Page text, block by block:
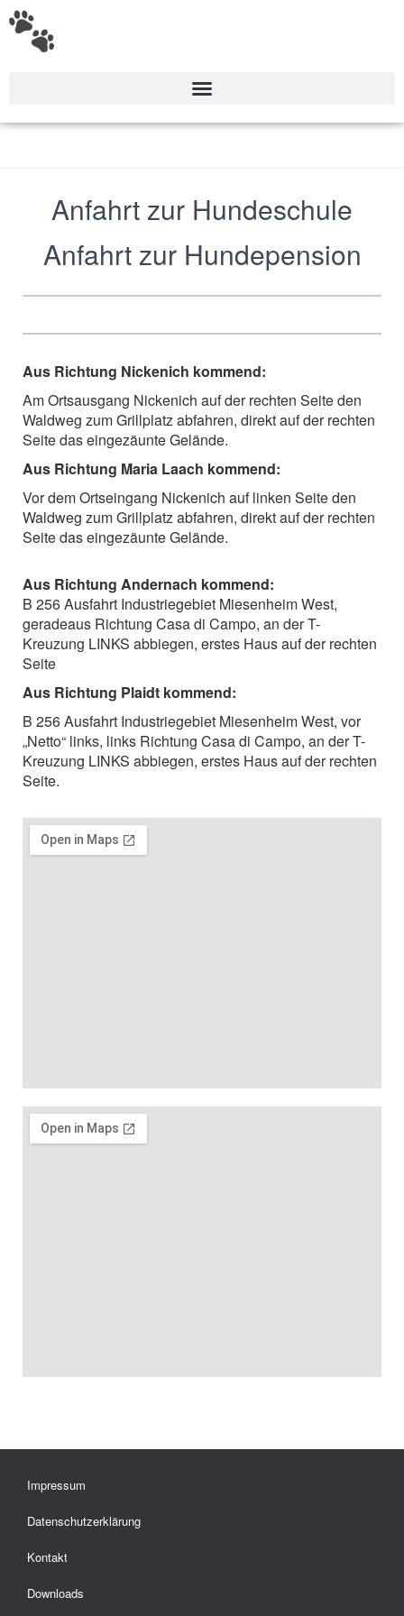
Anfahrt zur Hundeschule
Anfahrt zur Hundepension
Aus Richtung Nickenich kommend:
Am Ortsausgang Nickenich auf der rechten Seite den
Waldweg zum Grillplatz abfahren, direkt auf der rechten
Seite das eingezäunte Gelände.
Aus Richtung Maria Laach kommend:
Vor dem Ortseingang Nickenich auf linken Seite den
Waldweg zum Grillplatz abfahren, direkt auf der rechten
Seite das eingezäunte Gelände.
Aus Richtung Andernach kommend:
B 256 Ausfahrt Industriegebiet Miesenheim West,
geradeaus Richtung Casa di Campo, an der T-
Kreuzung LINKS abbiegen, erstes Haus auf der rechten
Seite
Aus Richtung Plaidt kommend:
B 256 Ausfahrt Industriegebiet Miesenheim West, vor
„Netto“ links, links Richtung Casa di Campo, an der T-
Kreuzung LINKS abbiegen, erstes Haus auf der rechten
Seite.
Impressum
Datenschutzerklärung
Kontakt
Downloads